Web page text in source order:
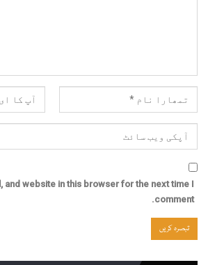
and website in this browser for the next time I
comment.